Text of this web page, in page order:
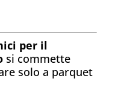
per il
si commette
solo a parquet